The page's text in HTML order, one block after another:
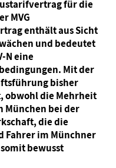
für die
MVG
enthält aus Sicht
und bedeutet
N eine
Mit der
bisher
obwohl die Mehrheit
München bei der
die die
Fahrer im Münchner
bewusst